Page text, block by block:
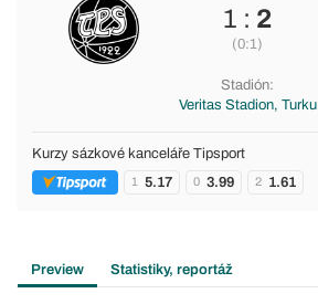
1 : 2
(0:1)
Stadión:
Veritas Stadion, Turku
Kurzy sázkové kanceláře Tipsport
1 5.17 0 3.99 2 1.61
Preview Statistiky, reportáž